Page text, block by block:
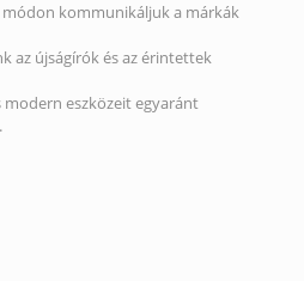
kommunikáljuk a márkák
az újságírók és az érintettek
modern eszközeit egyaránt